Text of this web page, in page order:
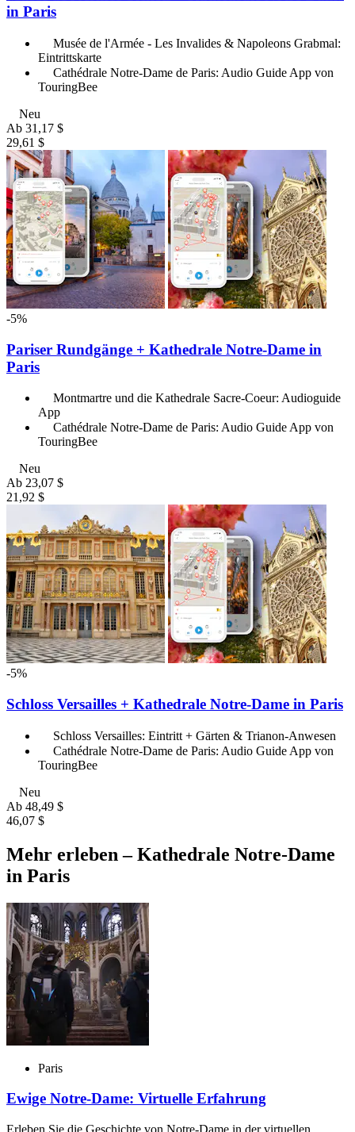
in Paris
Musée de l'Armée - Les Invalides & Napoleons Grabmal:
Eintrittskarte
Cathédrale Notre-Dame de Paris: Audio Guide App von
TouringBee
Neu
Ab 31,17 $
29,61 $
-5%
Pariser Rundgänge + Kathedrale Notre-Dame in
Paris
Montmartre und die Kathedrale Sacre-Coeur: Audioguide
App
Cathédrale Notre-Dame de Paris: Audio Guide App von
TouringBee
Neu
Ab 23,07 $
21,92 $
-5%
Schloss Versailles + Kathedrale Notre-Dame in Paris
Schloss Versailles: Eintritt + Gärten & Trianon-Anwesen
Cathédrale Notre-Dame de Paris: Audio Guide App von
TouringBee
Neu
Ab 48,49 $
46,07 $
Mehr erleben – Kathedrale Notre-Dame
in Paris
Paris
Ewige Notre-Dame: Virtuelle Erfahrung
Erleben Sie die Geschichte von Notre-Dame in der virtuellen